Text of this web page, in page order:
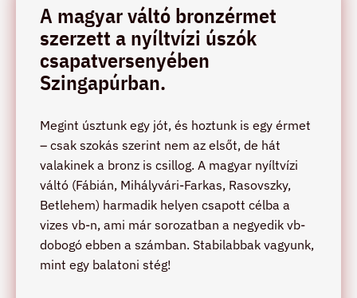
A magyar váltó bronzérmet
szerzett a nyíltvízi úszók
csapatversenyében
Szingapúrban.
Megint úsztunk egy jót, és hoztunk is egy érmet
– csak szokás szerint nem az elsőt, de hát
valakinek a bronz is csillog. A magyar nyíltvízi
váltó (Fábián, Mihályvári-Farkas, Rasovszky,
Betlehem) harmadik helyen csapott célba a
vizes vb-n, ami már sorozatban a negyedik vb-
dobogó ebben a számban. Stabilabbak vagyunk,
mint egy balatoni stég!